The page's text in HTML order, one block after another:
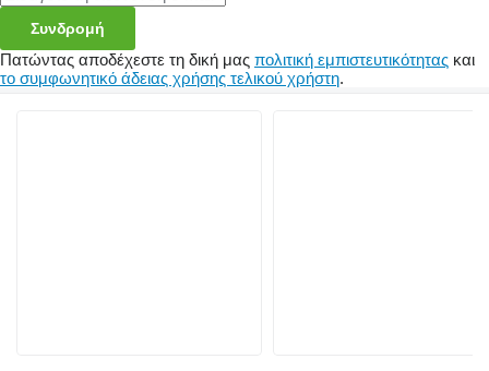
Συνδρομή
Πατώντας αποδέχεστε τη δική μας πολιτική εμπιστευτικότητας και
το συμφωνητικό άδειας χρήσης τελικού χρήστη.